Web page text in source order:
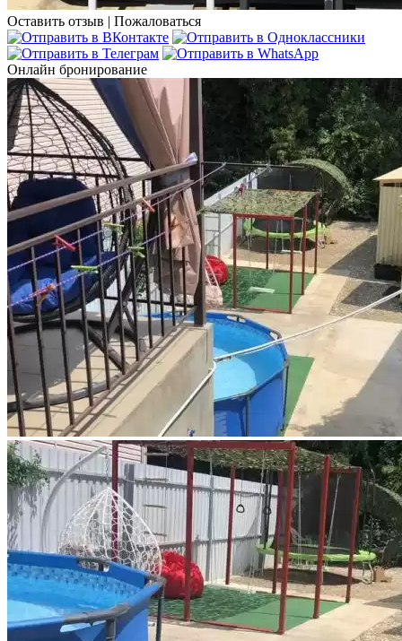
Оставить отзыв | Пожаловаться
Онлайн бронирование